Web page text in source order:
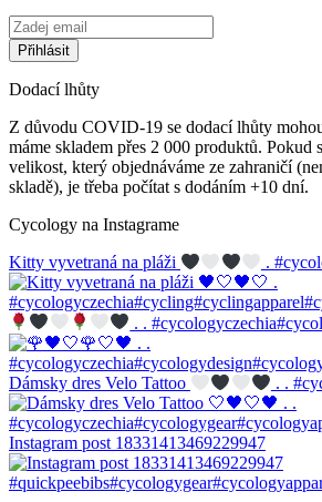
Dodací lhůty
Z důvodu COVID-19 se dodací lhůty
máme skladem přes 2 000 produktů. Pokud
velikost, který objednáváme ze zahraničí
skladě), je třeba počítat s dodáním +10 dní.
Cycology na Instagrame
Kitty vyvetraná na pláži .
. .
Dámsky dres Velo Tattoo . .
Instagram post 18331413469229947